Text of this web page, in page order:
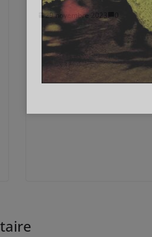
29 novembre 2023 0